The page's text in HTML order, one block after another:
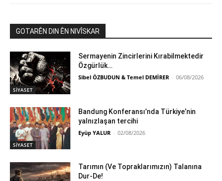
GOTARÊN DIN ÊN NIVÎSKAR
SİYASET
Sermayenin Zincirlerini Kırabilmektedir
Özgürlük…
Sibel ÖZBUDUN & Temel DEMİRER - 06/08/2026
SİYASET
Bandung Konferansı’nda Türkiye’nin
yalnızlaşan tercihi
Eyüp YALUR - 02/08/2026
Tarımın (Ve Topraklarımızın) Talanına
Dur-De!